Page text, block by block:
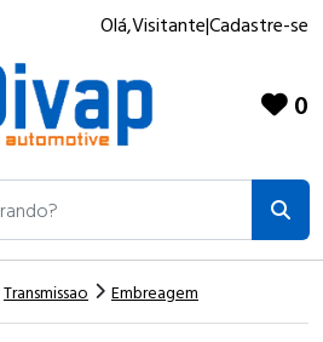
Olá,Visitante|Cadastre-se
0
Transmissao Embreagem